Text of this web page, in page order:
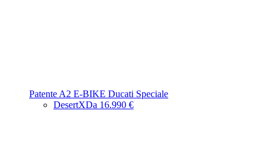
Patente A2 E-BIKE Ducati Speciale
DesertXDa 16.990 €